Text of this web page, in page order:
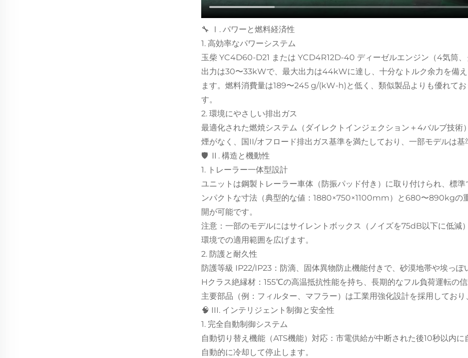
🔧 Ⅰ. パワーと燃料経済性
1. 高効率なパワーシステム
玉柴 YC4D60-D21 または YCD4R12D-40 ディーゼルエンジン（4気筒
出力は30〜33kWで、最大出力は44kWに達し、十分なトルク余力を備
ます。燃料消費量は189〜245 g/(kW-h)と低く、類似製品よりも優れて
す。
2. 環境にやさしい排出ガス
最適化された燃焼システム（ダイレクトインジェクション＋4バルブ技
煙がなく、国II/オフロード排出ガス基準を満たしており、一部モデルは基
🛡 Ⅱ. 構造と機動性
1. トレーラー一体型設計
ユニットは鋼製トレーラー車体（防振パッド付き）に取り付けられ、標
ンパクトな寸法（典型的な値：1880×750×1100mm）と680〜890kgの
開が可能です。
注意：一部のモデルにはサイレントボックス（ノイズを75dB以下に低減
環境での適用範囲を広げます。
2. 防護と耐久性
防護等級 IP22/IP23：防滴、固体異物防止機能付きで、砂漠地帯や埃っぽ
Hクラス絶縁材：155℃の高温抵抗性能を持ち、長期的なフル負荷運転の信
主要部品（例：フィルター、マフラー）は工業用強化設計を採用しており
🧠 III. インテリジェント制御と安全性
1. 完全自動制御システム
自動切り替え機能（ATS機能）対応：市電供給が中断された後10秒以内
自動的に冷却して停止します。